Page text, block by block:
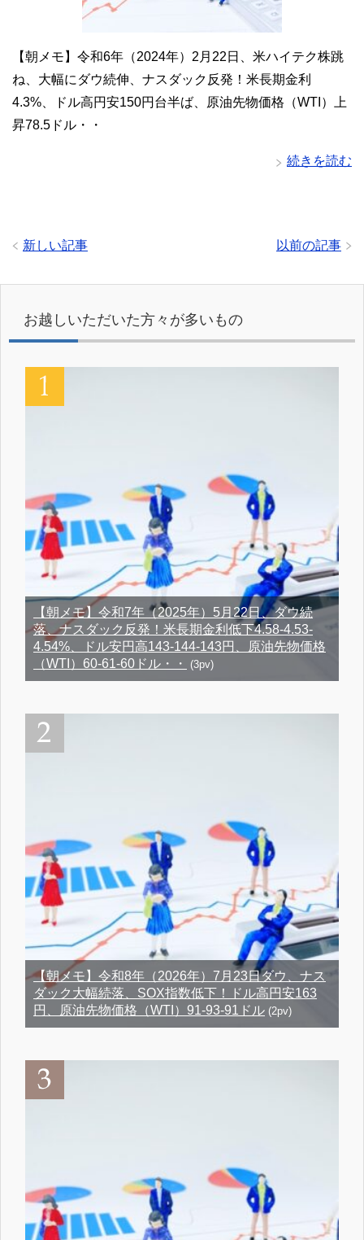
【朝メモ】令和6年（2024年）2月22日、米ハイテク株跳
ね、大幅にダウ続伸、ナスダック反発！米長期金利
4.3%、ドル高円安150円台半ば、原油先物価格（WTI）上
昇78.5ドル・・
続きを読む
以前の記事
新しい記事
お越しいただいた方々が多いもの
【朝メモ】令和7年（2025年）5月22日、ダウ続
落、ナスダック反発！米長期金利低下4.58-4.53-
4.54%、ドル安円高143-144-143円、原油先物価格
（WTI）60-61-60ドル・・
(3pv)
【朝メモ】令和8年（2026年）7月23日ダウ、ナス
ダック大幅続落、SOX指数低下！ドル高円安163
円、原油先物価格（WTI）91-93-91ドル (2pv)